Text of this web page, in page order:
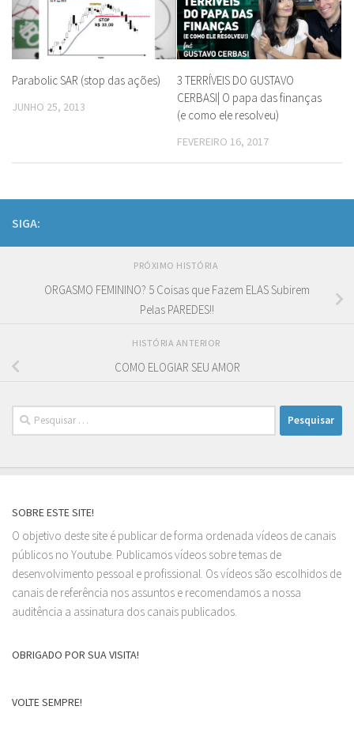
Parabolic SAR (stop das ações)
JUNHO 25, 2013
3 TERRÍVEIS DO GUSTAVO
CERBASI| O papa das finanças
(e como ele resolveu)
FEVEREIRO 16, 2017
SIGA:
PRÓXIMO HISTÓRIA
ORGASMO FEMININO? 5 Coisas que Fazem ELAS Subirem
Pelas PAREDES!!
HISTÓRIA ANTERIOR
COMO ELOGIAR SEU AMOR
Pesquisar
por:
SOBRE ESTE SITE!
O objetivo deste site é publicar de forma ordenada vídeos de canais
públicos no Youtube. Publicamos vídeos sobre temas de
desenvolvimento pessoal e profissional. Os vídeos são escolhidos de
canais de referência nos assuntos e recomendamos a nossa
auditência a assinatura dos canais publicados.
OBRIGADO POR SUA VISITA!
VOLTE SEMPRE!